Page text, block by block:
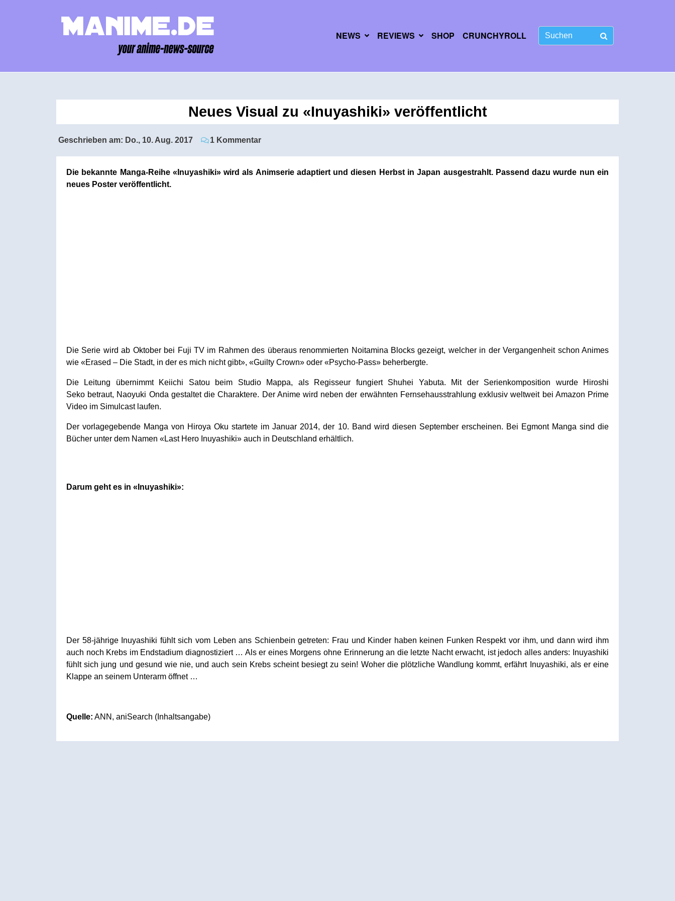
NEWS REVIEWS SHOP CRUNCHYROLL
Neues Visual zu «Inuyashiki» veröffentlicht
Geschrieben am: Do., 10. Aug. 2017 1 Kommentar
Die bekannte Manga-Reihe «Inuyashiki» wird als Animserie adaptiert und diesen Herbst in Japan ausgestrahlt. Passend dazu wurde nun ein
neues Poster veröffentlicht.
Die Serie wird ab Oktober bei Fuji TV im Rahmen des überaus renommierten Noitamina Blocks gezeigt, welcher in der Vergangenheit schon Animes
wie «Erased – Die Stadt, in der es mich nicht gibt», «Guilty Crown» oder «Psycho-Pass» beherbergte.
Die Leitung übernimmt Keiichi Satou beim Studio Mappa, als Regisseur fungiert Shuhei Yabuta. Mit der Serienkomposition wurde Hiroshi
Seko betraut, Naoyuki Onda gestaltet die Charaktere. Der Anime wird neben der erwähnten Fernsehausstrahlung exklusiv weltweit bei Amazon Prime
Video im Simulcast laufen.
Der vorlagegebende Manga von Hiroya Oku startete im Januar 2014, der 10. Band wird diesen September erscheinen. Bei Egmont Manga sind die
Bücher unter dem Namen «Last Hero Inuyashiki» auch in Deutschland erhältlich.
Darum geht es in «Inuyashiki»:
Der 58-jährige Inuyashiki fühlt sich vom Leben ans Schienbein getreten: Frau und Kinder haben keinen Funken Respekt vor ihm, und dann wird ihm
auch noch Krebs im Endstadium diagnostiziert … Als er eines Morgens ohne Erinnerung an die letzte Nacht erwacht, ist jedoch alles anders: Inuyashiki
fühlt sich jung und gesund wie nie, und auch sein Krebs scheint besiegt zu sein! Woher die plötzliche Wandlung kommt, erfährt Inuyashiki, als er eine
Klappe an seinem Unterarm öffnet …
Quelle: ANN, aniSearch (Inhaltsangabe)